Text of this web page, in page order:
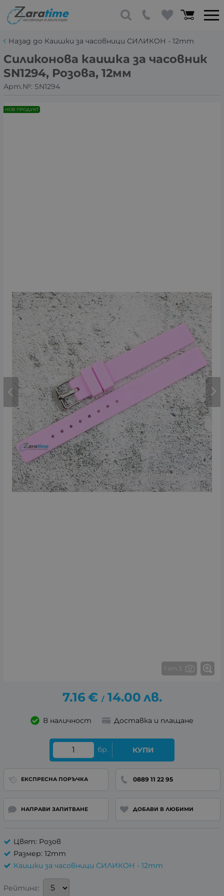
Назад до Каишки за часовници СИЛИКОН - 12mm
Силиконова каишка за часовник
SN1294, Розова, 12мм
Арт.№: SN1294
1 от 3
НОВ ПРОДУКТ
7.16 € / 14.00 лв.
В наличност Доставка и плащане
бр. КУПИ
ЕКСПРЕСНА ПОРЪЧКА 0889 11 22 95
НАПРАВИ ЗАПИТВАНЕ ДОБАВИ В ЛЮБИМИ
Цвят: Розов
Размер: 12mm
Каишки за часовници СИЛИКОН - 12mm
Рейтинг: